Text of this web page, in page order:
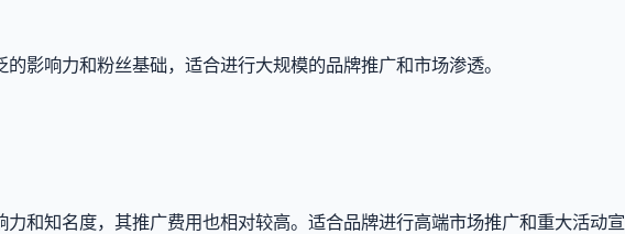
影响力和粉丝基础，适合进行大规模的品牌推广和市场渗透。
力和知名度，其推广费用也相对较高。适合品牌进行高端市场推广和重大活动